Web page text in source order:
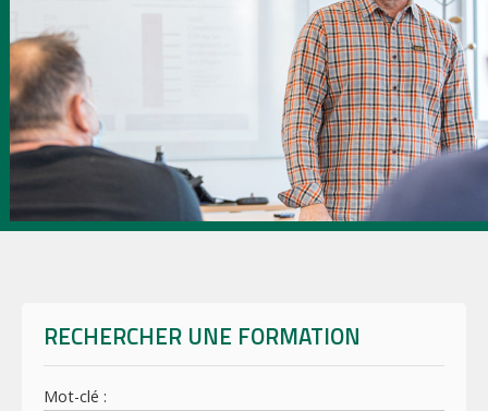
RECHERCHER UNE FORMATION
Mot-clé :